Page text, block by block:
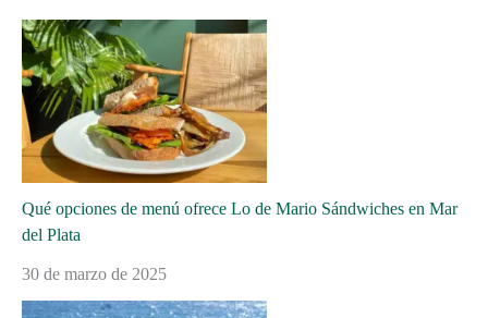
Qué opciones de menú ofrece Lo de Mario Sándwiches en Mar
del Plata
30 de marzo de 2025